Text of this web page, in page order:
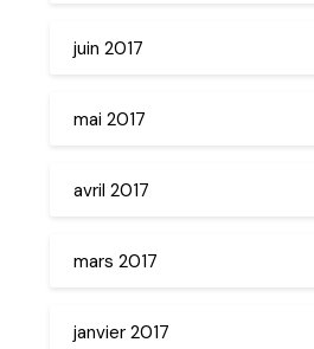
juin 2017
mai 2017
avril 2017
mars 2017
janvier 2017